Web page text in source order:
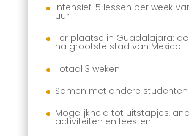
Intensief: 5 lessen per week
uur
Ter plaatse in Guadalajara:
na grootste stad van Mexico
Totaal 3 weken
Samen met andere studenten
Mogelijkheid tot uitstapjes,
activiteiten en feesten